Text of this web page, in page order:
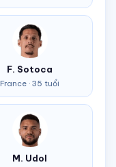
F. Sotoca
France · 35 tuổi
M. Udol